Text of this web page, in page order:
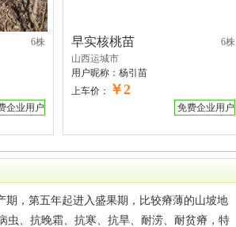
6株
企业用户
早实核桃苗
6株
山西运城市
用户昵称： 杨引苗
上车价：
￥2
免费企业用户
，第五年起进入盛果期，比较瘠薄的山坡地
虫、抗晚霜、抗寒、抗旱、耐涝、耐贫瘠，特